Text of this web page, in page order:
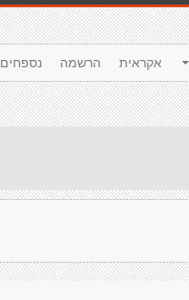
נספחים הרשמה אקראית